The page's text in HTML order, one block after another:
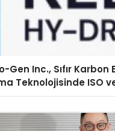
Gen Inc., Sıfır Karbon
Teknolojisinde ISO
Aldı